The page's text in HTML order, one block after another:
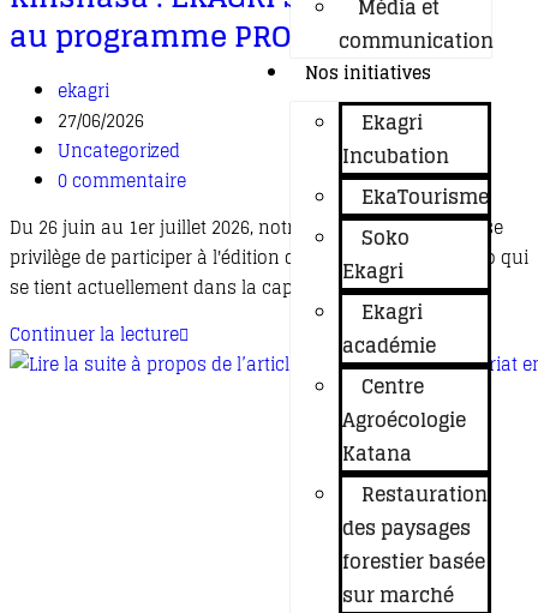
Média et
communication
Nos initiatives
Ekagri
Incubation
EkaTourisme
Soko
Ekagri
Ekagri
académie
Centre
Agroécologie
Katana
Restauration
des paysages
forestier basée
sur marché
au programme PRO CONGO
ekagri
27/06/2026
Uncategorized
0 commentaire
Du 26 juin au 1er juillet 2026, notre entreprise a l'immense
privilège de participer à l'édition du Boot Camp Pro Congo qui
se tient actuellement dans la capitale. Le Boot…
Continuer la lecture